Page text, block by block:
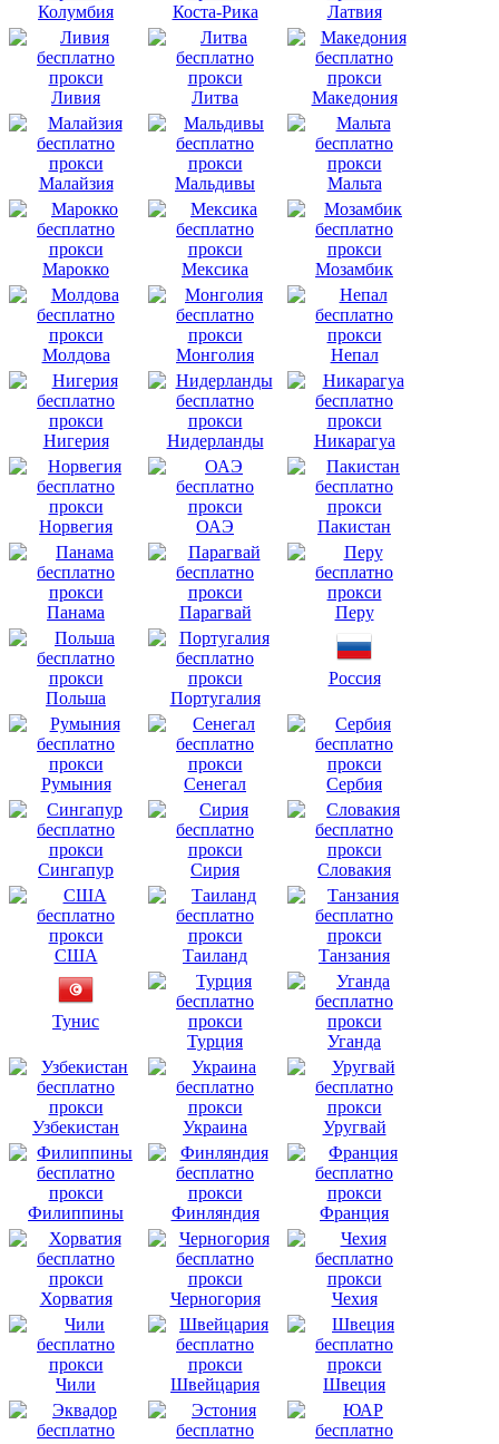
Колумбия Коста-Рика Латвия
Ливия Литва Македония
Малайзия Мальдивы Мальта
Марокко Мексика Мозамбик
Молдова Монголия Непал
Нигерия Нидерланды Никарагуа
Норвегия ОАЭ Пакистан
Панама Парагвай Перу
Польша Португалия
Россия
Румыния Сенегал Сербия
Сингапур Сирия Словакия
США Таиланд Танзания
Тунис
Турция
Уганда
Узбекистан Украина Уругвай
Филиппины Финляндия Франция
Хорватия Черногория Чехия
Чили Швейцария Швеция